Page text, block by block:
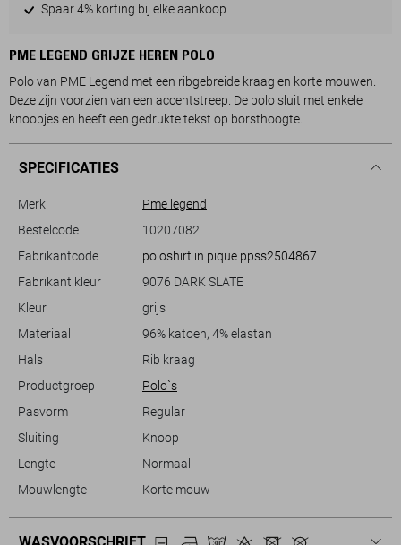
Spaar 4% korting bij elke aankoop
PME LEGEND GRIJZE HEREN POLO
Polo van PME Legend met een ribgebreide kraag en korte mouwen.
Deze zijn voorzien van een accentstreep. De polo sluit met enkele
knoopjes en heeft een gedrukte tekst op borsthoogte.
SPECIFICATIES
Merk
Pme legend
Bestelcode
10207082
Fabrikantcode
poloshirt in pique ppss2504867
Fabrikant kleur
9076 DARK SLATE
Kleur
grijs
Materiaal
96% katoen, 4% elastan
Hals
Rib kraag
Productgroep
Polo`s
Pasvorm
Regular
Sluiting
Knoop
Lengte
Normaal
Mouwlengte
Korte mouw